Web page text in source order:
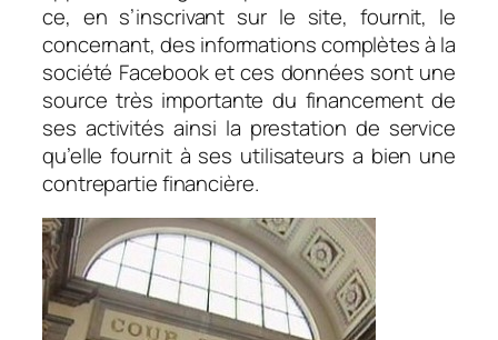
ce, en s’inscrivant sur le site, fournit, le
concernant, des informations complètes à la
société Facebook et ces données sont une
source très importante du financement de
ses activités ainsi la prestation de service
qu’elle fournit à ses utilisateurs a bien une
contrepartie financière.